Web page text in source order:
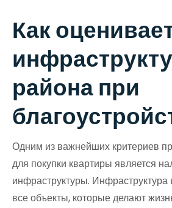
Как
района при
Одним из важнейших критериев
для покупки квартиры является
инфраструктуры. Инфраструктура
все объекты, которые делают